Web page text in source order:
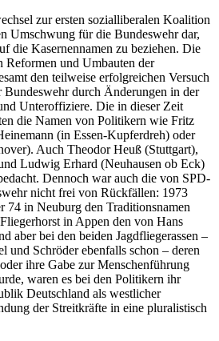
zur ersten sozialliberalen Koalition
Umschwung für die Bundeswehr dar,
die Kasernennamen zu beziehen. Die
Reformen und Umbauten der
den teilweise erfolgreichen Versuch
Bundeswehr durch Änderungen in der
Unteroffiziere. Die in dieser Zeit
die Namen von Politikern wie Fritz
(in Essen-Kupferdreh) oder
Auch Theodor Heuß (Stuttgart),
Ludwig Erhard (Neuhausen ob Eck)
Dennoch war auch die von SPD-
nicht frei von Rückfällen: 1973
74 in Neuburg den Traditionsnamen
in Appen den von Hans
aber bei den beiden Jagdfliegerassen –
und Schröder ebenfalls schon – deren
ihre Gabe zur Menschenführung
waren es bei den Politikern ihr
Deutschland als westlicher
der Streitkräfte in eine pluralistisch